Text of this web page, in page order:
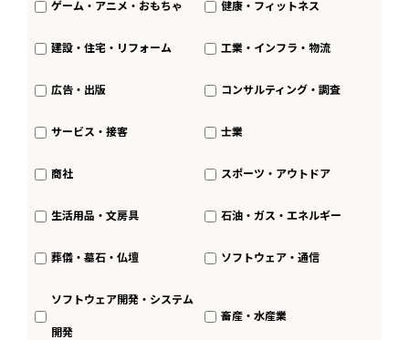
ゲーム・アニメ・おもちゃ 健康・フィットネス
建設・住宅・リフォーム 工業・インフラ・物流
広告・出版 コンサルティング・調査
サービス・接客 士業
商社 スポーツ・アウトドア
生活用品・文房具 石油・ガス・エネルギー
葬儀・墓石・仏壇 ソフトウェア・通信
ソフトウェア開発・システム
開発
畜産・水産業